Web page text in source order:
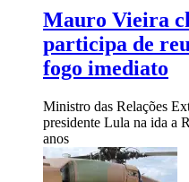
Mauro Vieira
participa de
fogo imediato
Ministro das Relações
presidente Lula na ida a
anos